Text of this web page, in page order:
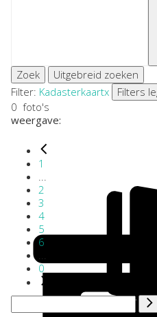
Zoek
Uitgebreid zoeken
Filter: Kadasterkaartx
Filters
0 foto's
weergave:
1
2
3
4
5
6
0